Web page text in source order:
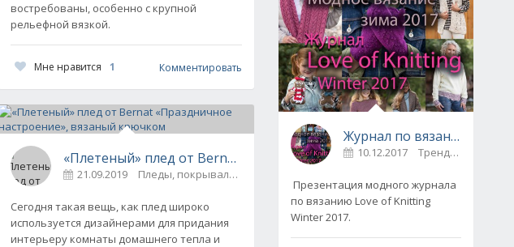
и палантины 0
востребованы, особенно с крупной
рельефной вязкой.
Мне нравится 1 Комментировать
«Плетеный» плед от Bernat «Праздничное настроение», вязаный
21.09.2019 Пледы, покрывала, коврики и др.
Сегодня такая вещь, как плед широко
используется дизайнерами для придания
интерьеру комнаты домашнего тепла и
Журнал по вязанию Love of Knitting выпуск Зима 2017
10.12.2017 Тренды / Вдохновение
Презентация модного журнала
по вязанию Love of Knitting
Winter 2017.